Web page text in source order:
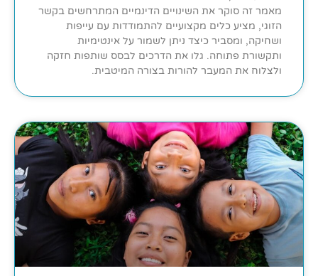
מאמר זה סוקר את השינויים הדינמיים המתרחשים בקשר
הזוגי, מציע כלים מקצועיים להתמודדות עם עייפות
ושחיקה, ומסביר כיצד ניתן לשמור על אינטימיות
ותקשורת פתוחה. גלו את הדרכים לבסס שותפות חזקה
ולצלוח את המעבר להורות בצורה המיטבית.